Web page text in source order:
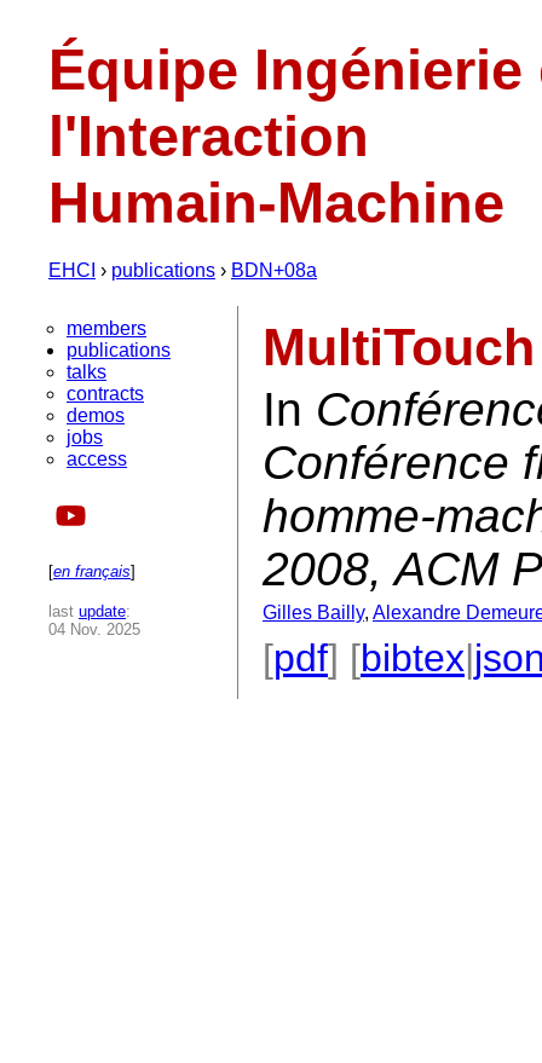
Équipe Ingénierie
l'Interaction
Humain-Machine
EHCI › publications › BDN+08a
members
publications
talks
contracts
demos
jobs
access
[en français]
last update:
04 Nov. 2025
In
Conférence
homme-
2008, ACM
Gilles Bailly, Alexandre
[pdf] [bibtex|